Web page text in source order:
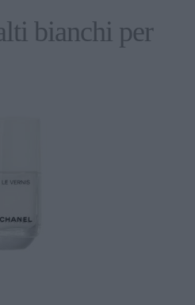
bianchi per